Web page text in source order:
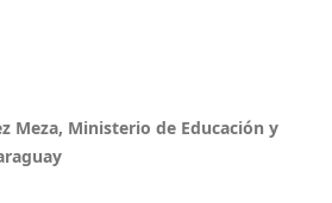
Meza, Ministerio de Educación y